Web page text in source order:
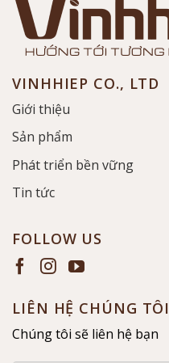
VINHHIEP CO., LTD
Giới thiệu
Sản phẩm
Phát triển bền vững
Tin tức
FOLLOW US
LIÊN HỆ CHÚNG TÔI
Chúng tôi sẽ liên hệ bạn